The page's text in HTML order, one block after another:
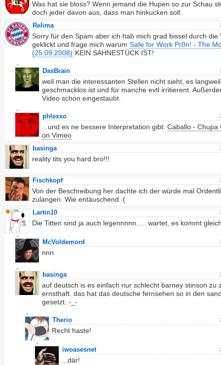
Was hat sie bloss? Wenn jemand die Hupen so zur Schau
doch jeder davon aus, dass man hinkucken soll.
Relima
Sorry für den Spam aber ich hab mich grad bissel durch die
geklickt und frage mich warum Safe for Work Pr0n! - The
(25.09.2008) KEIN SAHNESTÜCK IST!
DasBrain
weil man die interessanten Stellen nicht sieht, es
geschmacklos ist und für manche evtl irritierent.
Video schon eingestaubt.
phlexxo
...und es ne bessere Interpretation gibt: Caballo - Chupa
on Vimeo
basinga
reality tits you hard bro!!!
Fischkopf
Von der Beschreibung her dachte ich der würde mal
zulangen. Wie entäuschend :(
Lartin10
Die Titten sind ja auch legennnnn..... wartet, es kommt
McVoldemord
nnn
basinga
auf deutsch is es einfach nur schlecht barney stinson zu
ernsthaft. das hat das deutsche fernsehen so in den
gesetzt. -_-
Therio
Recht haste!
iwoasesnet
...där!